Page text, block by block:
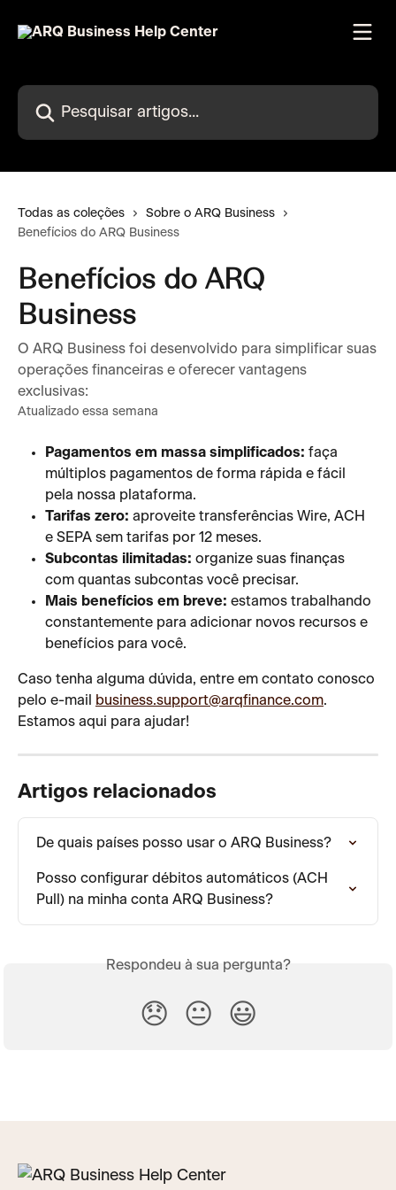
Pesquisar artigos...
Todas as coleções
Sobre o ARQ Business
Benefícios do ARQ Business
Benefícios do ARQ
Business
O ARQ Business foi desenvolvido para simplificar suas
operações financeiras e oferecer vantagens
exclusivas:
Atualizado essa semana
Pagamentos em massa simplificados: faça
múltiplos pagamentos de forma rápida e fácil
pela nossa plataforma.
Tarifas zero: aproveite transferências Wire, ACH
e SEPA sem tarifas por 12 meses.
Subcontas ilimitadas: organize suas finanças
com quantas subcontas você precisar.
Mais benefícios em breve: estamos trabalhando
constantemente para adicionar novos recursos e
benefícios para você.
Caso tenha alguma dúvida, entre em contato conosco
pelo e-mail
business.support@arqfinance.com.
Estamos aqui para ajudar!
Artigos relacionados
De quais países posso usar o ARQ Business?
Posso configurar débitos automáticos (ACH
Pull) na minha conta ARQ Business?
Respondeu à sua pergunta?
😞 😐 😃